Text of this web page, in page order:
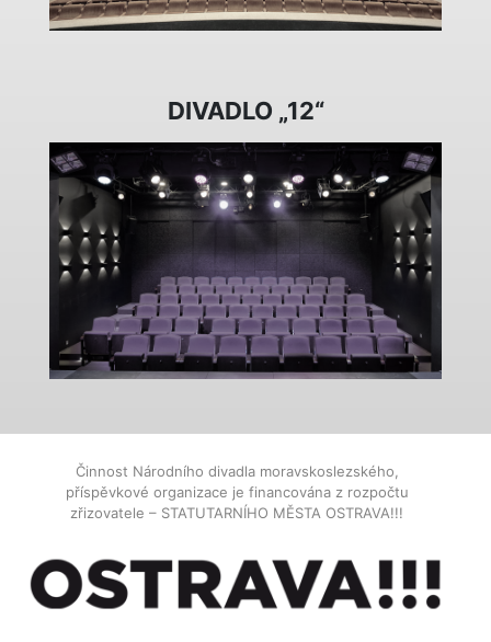
DIVADLO „12“
Činnost Národního divadla moravskoslezského,
příspěvkové organizace je financována z rozpočtu
zřizovatele – STATUTARNÍHO MĚSTA OSTRAVA!!!